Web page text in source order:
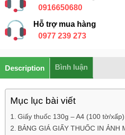
0916650680
Hỗ trợ mua hàng
0977 239 273
Description Bình luận
Mục lục bài viết
Giấy thuốc 130g – A4 (100 tờ/xấp)
BẢNG GIÁ GIẤY THUỐC IN ẢNH